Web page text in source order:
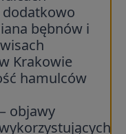
dodatkowo
bębnów i
Krakowie
hamulców
objawy